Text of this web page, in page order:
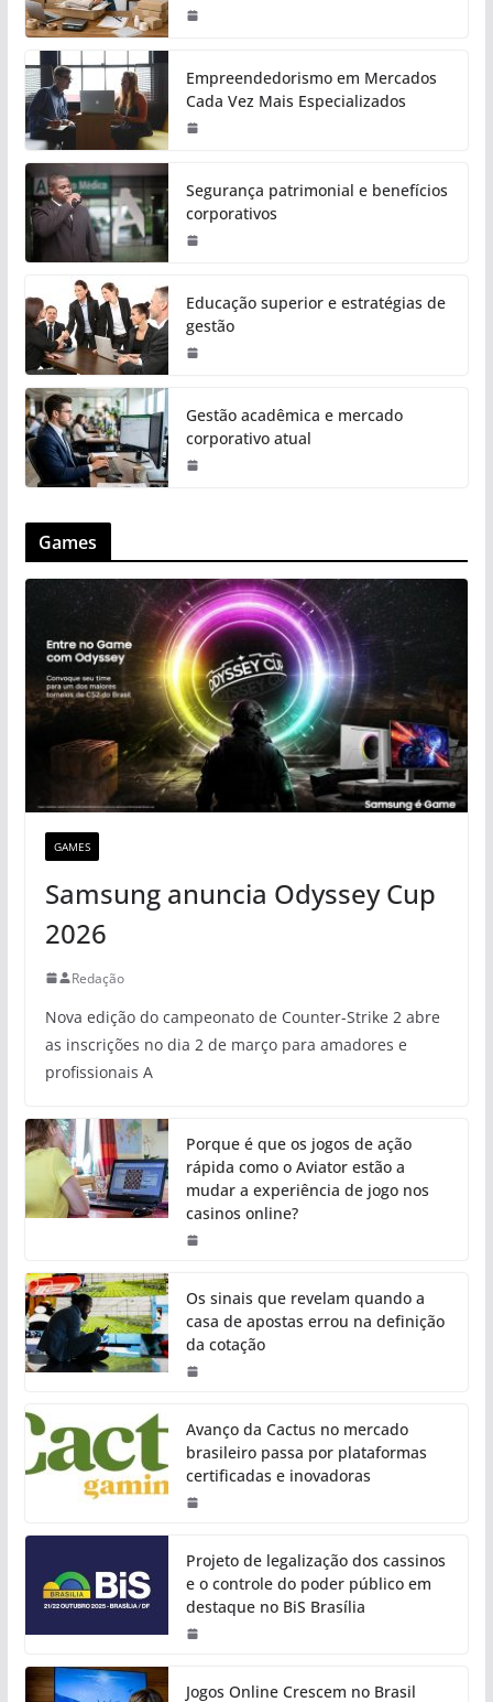
Empreendedorismo em Mercados
Cada Vez Mais Especializados
Segurança patrimonial e benefícios
corporativos
Educação superior e estratégias de
gestão
Gestão acadêmica e mercado
corporativo atual
Games
GAMES
Samsung anuncia Odyssey Cup
2026
Redação
Nova edição do campeonato de Counter-Strike 2 abre
as inscrições no dia 2 de março para amadores e
profissionais A
Porque é que os jogos de ação
rápida como o Aviator estão a
mudar a experiência de jogo nos
casinos online?
Os sinais que revelam quando a
casa de apostas errou na definição
da cotação
Avanço da Cactus no mercado
brasileiro passa por plataformas
certificadas e inovadoras
Projeto de legalização dos cassinos
e o controle do poder público em
destaque no BiS Brasília
Jogos Online Crescem no Brasil